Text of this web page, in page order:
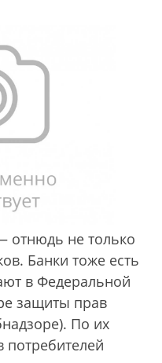
отнюдь не только
Банки тоже есть
в Федеральной
защиты прав
По их